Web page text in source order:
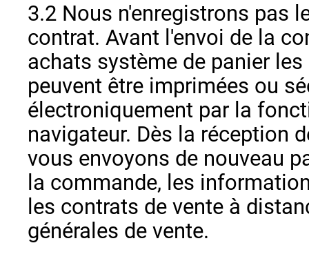
3.2 Nous n'enregistrons pas
contrat. Avant l'envoi de la
achats système de panier
peuvent être imprimées ou
électroniquement par la
navigateur. Dès la réception
vous envoyons de nouveau
la commande, les
les contrats de vente à
générales de vente.